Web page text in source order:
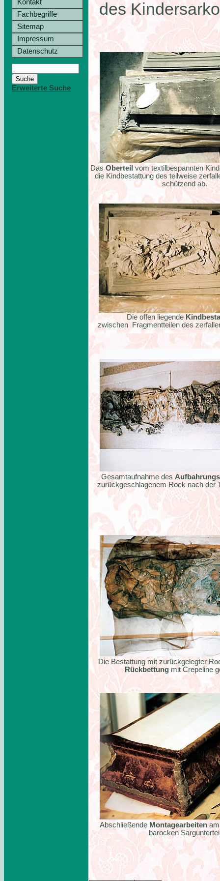
Kontakt
Fachbegriffe
Sitemap
Impressum
Datenschutz
Erweiterte Suche
des
Das Oberteil vom textilbespannten
die Kindbestattung des teilweise
schützend ab.
Die offen liegende
zwischen Fragmentteilen des
Gesamtaufnahme des
zurückgeschlagenem Rock nach der
Die Bestattung mit zurückgelegter
Rückbettung mit Crepeline
Abschließende Montagearbeitenam
barocken